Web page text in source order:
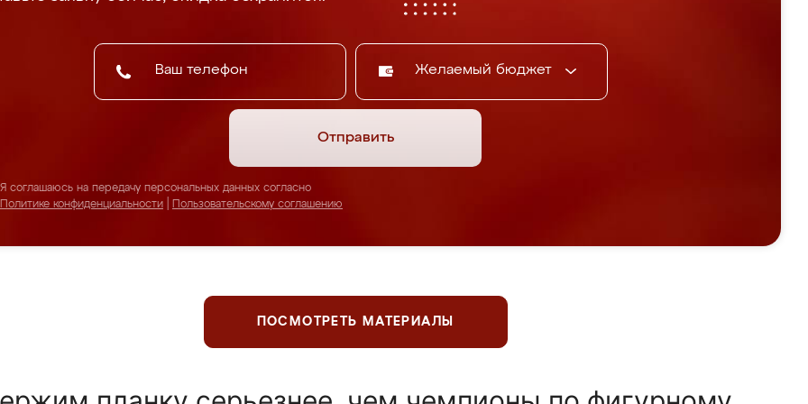
Желаемый бюджет
Отправить
Я соглашаюсь на передачу персональных данных согласно
Политике конфиденциальности
Пользовательскому соглашению
ПОСМОТРЕТЬ МАТЕРИАЛЫ